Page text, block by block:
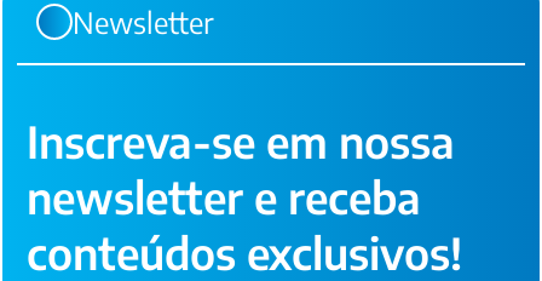
Newsletter
Inscreva-se em nossa
newsletter e receba
conteúdos exclusivos!